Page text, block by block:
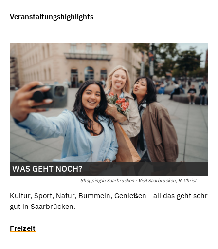
Veranstaltungshighlights
Shopping in Saarbrücken - Visit Saarbrücken, R. Christ
WAS GEHT NOCH?
Kultur, Sport, Natur, Bummeln, Genießen - all das geht sehr
gut in Saarbrücken.
Freizeit